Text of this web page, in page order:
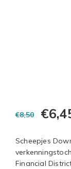
€8,50
Scheepjes
Financial